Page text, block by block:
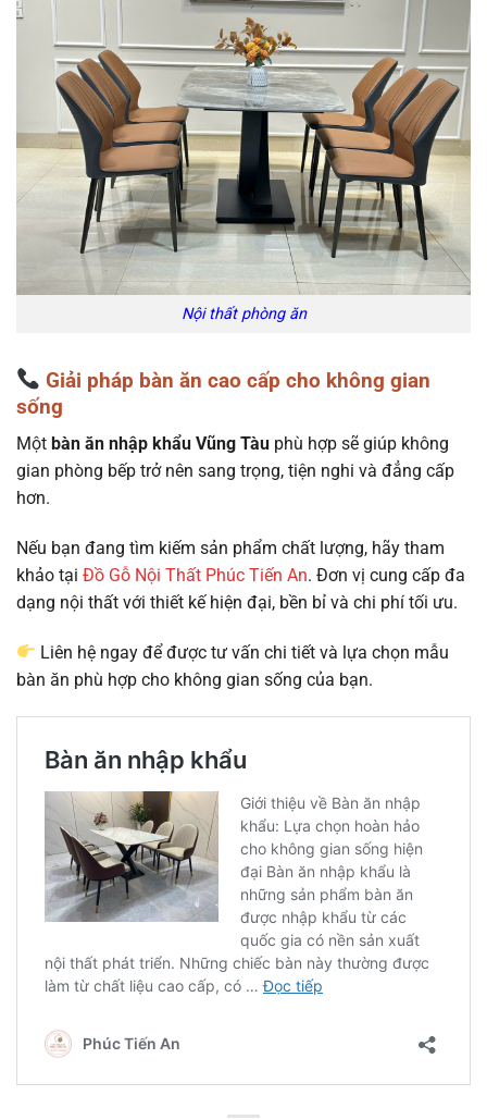
Nội thất phòng ăn
Giải pháp bàn ăn cao cấp cho không gian
sống
Một bàn ăn nhập khẩu Vũng Tàu phù hợp sẽ giúp không
gian phòng bếp trở nên sang trọng, tiện nghi và đẳng cấp
hơn.
Nếu bạn đang tìm kiếm sản phẩm chất lượng, hãy tham
khảo tại Đồ Gỗ Nội Thất Phúc Tiến An. Đơn vị cung cấp đa
dạng nội thất với thiết kế hiện đại, bền bỉ và chi phí tối ưu.
Liên hệ ngay để được tư vấn chi tiết và lựa chọn mẫu
bàn ăn phù hợp cho không gian sống của bạn.